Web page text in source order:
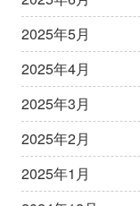
2025年5月
2025年4月
2025年3月
2025年2月
2025年1月